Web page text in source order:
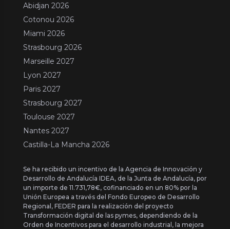
Abidjan 2026
Cotonou 2026
Miami 2026
Strasbourg 2026
Marseille 2027
Lyon 2027
Paris 2027
Strasbourg 2027
Toulouse 2027
Nantes 2027
Castilla-La Mancha 2026
Se ha recibido un incentivo de la Agencia de Innovación y
Desarrollo de Andalucía IDEA, de la Junta de Andalucía, por
un importe de 11.731,78€, cofinanciado en un 80% por la
Unión Europea a través del Fondo Europeo de Desarrollo
Regional, FEDER para la realización del proyecto
Transformación digital de las pymes, dependiendo de la
Orden de Incentivos para el desarrollo industrial, la mejora